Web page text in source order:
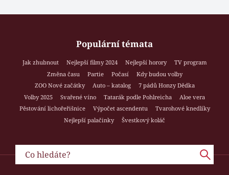
Populární témata
Jak zhubnout Nejlepší filmy 2024 Nejlepší horory
TV program
Změna času
Partie Počasí
Kdy budou volby
ZOO Nové začátky
Auto – katalog
7 pádů Honzy Dědka
Volby 2025
Svařené víno Tatarák podle Pohlreicha
Aloe vera
Pěstování lichořeřišnice
Výpočet ascendentu
Tvarohové knedlíky
Nejlepší palačinky
Švestkový koláč